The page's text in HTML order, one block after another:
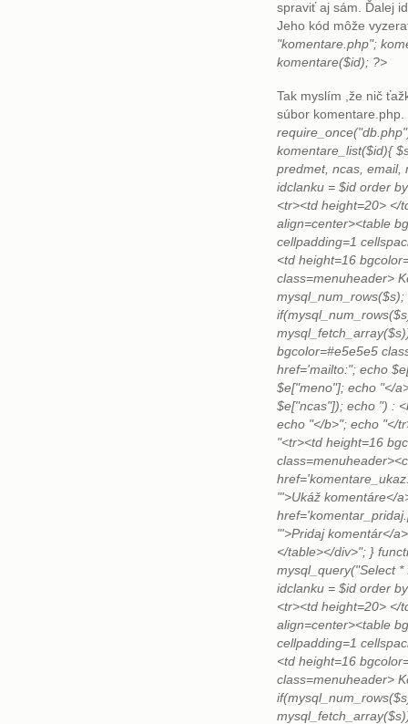
spraviť aj sám. Ďalej
Jeho kód môže
"komentare.php";
komentare($id); ?>
Tak myslím ,že nič
súbor komentare.php.
komentare_list($id){
predmet, ncas, email,
idclanku = $id order
<tr><td height=20> </
align=center><table
cellpadding=1
<td height=16
class=menuheader>
bgcolor=#e5e5e5
href='mailto:"; echo
$e["meno"]; echo "</
$e["ncas"]); echo ") :
echo "</b>"; echo "</
"<tr><td height=16
"'>Ukáž
"'>Pridaj komentár</
</table></div>"; }
mysql_query("Select
idclanku = $id order
<tr><td height=20> </
align=center><table
cellpadding=1
<td height=16
class=menuheader>